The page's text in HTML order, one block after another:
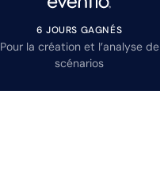
6 JOURS GAGNÉS
Pour la création et l’analyse de
scénarios